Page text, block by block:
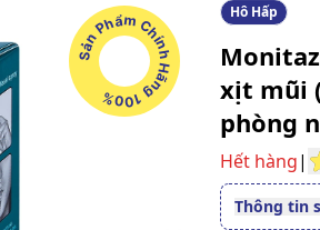
Sản Phẩm Chính Hãng 100% Hô Hấp
xịt mũi
phòng
Hết hàng|
Thông tin